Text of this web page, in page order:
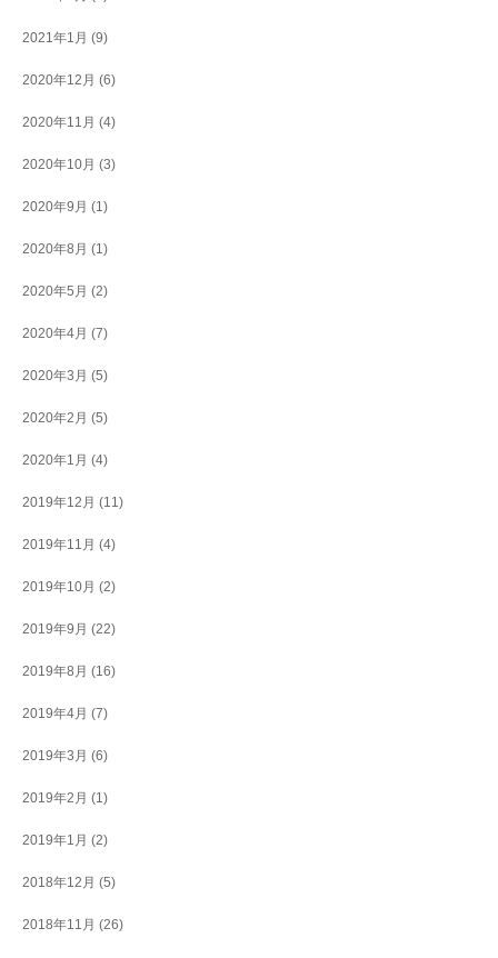
2021年1月 (9)
2020年12月 (6)
2020年11月 (4)
2020年10月 (3)
2020年9月 (1)
2020年8月 (1)
2020年5月 (2)
2020年4月 (7)
2020年3月 (5)
2020年2月 (5)
2020年1月 (4)
2019年12月 (11)
2019年11月 (4)
2019年10月 (2)
2019年9月 (22)
2019年8月 (16)
2019年4月 (7)
2019年3月 (6)
2019年2月 (1)
2019年1月 (2)
2018年12月 (5)
2018年11月 (26)